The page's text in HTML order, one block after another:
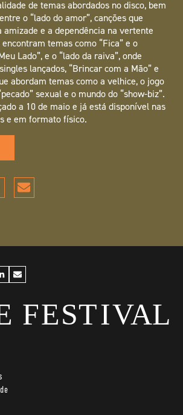
de temas abordados no disco, bem
o “lado do amor”, canções que
e a dependência na vertente
temas como “Fica” e o
Lado”, e o “lado da raiva”, onde
lançados, “Brincar com a Mão” e
abordam temas como a velhice, o jogo
sexual e o mundo do “show-biz”.
a 10 de maio e já está disponível nas
e em formato físico.